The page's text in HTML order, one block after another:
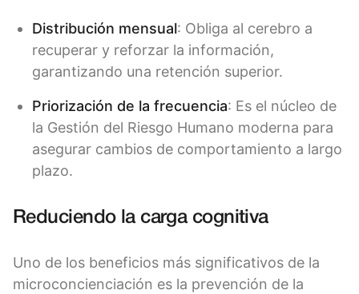
Distribución mensual: Obliga al cerebro a
recuperar y reforzar la información,
garantizando una retención superior.
Priorización de la frecuencia: Es el núcleo de
la Gestión del Riesgo Humano moderna para
asegurar cambios de comportamiento a largo
plazo.
Reduciendo la carga cognitiva
Uno de los beneficios más significativos de la
microconcienciación es la prevención de la